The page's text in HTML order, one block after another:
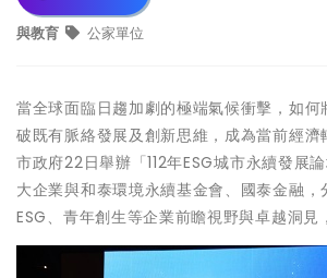
與教育 公家單位
當全球面臨日趨加劇的極端氣候衝擊，如
破既有脈絡發展及創新思維，成為當前經濟
市政府22日舉辦「112年ESG城市永續發展
大企業與和泰環境永續基金會、國泰金融，
ESG、青年創生等企業前瞻視野與卓越洞見